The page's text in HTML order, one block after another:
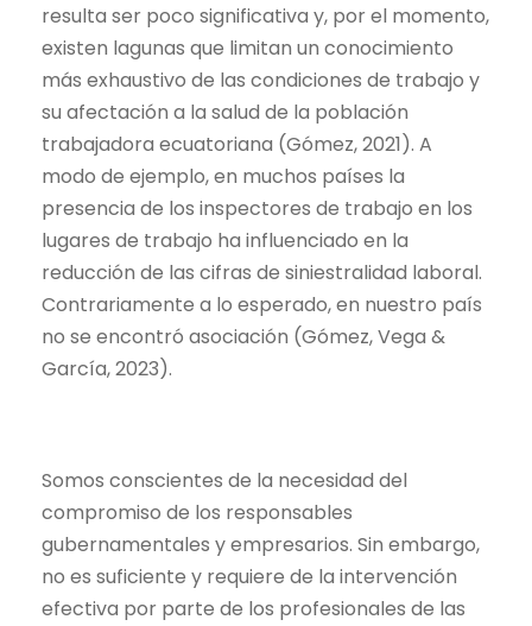
resulta ser poco significativa y, por el momento,
existen lagunas que limitan un conocimiento
más exhaustivo de las condiciones de trabajo y
su afectación a la salud de la población
trabajadora ecuatoriana (Gómez, 2021). A
modo de ejemplo, en muchos países la
presencia de los inspectores de trabajo en los
lugares de trabajo ha influenciado en la
reducción de las cifras de siniestralidad laboral.
Contrariamente a lo esperado, en nuestro país
no se encontró asociación (Gómez, Vega &
García, 2023).
Somos conscientes de la necesidad del
compromiso de los responsables
gubernamentales y empresarios. Sin embargo,
no es suficiente y requiere de la intervención
efectiva por parte de los profesionales de las